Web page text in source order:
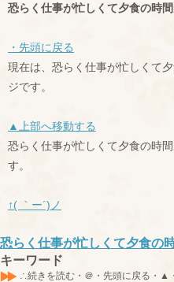
恐らく仕事が忙しくて夕食の時
・先頭に戻る
現在は、恐らく仕事が忙しくて
ジです。
▲上部へ移動する
恐らく仕事が忙しくて夕食の時
す。
↑( ｀ー´)ノ
恐らく仕事が忙しくて夕食の
キーワード
∴続きを読む・＠・先頭に戻る・▲